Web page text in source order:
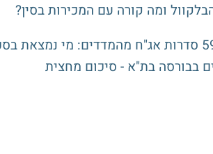
ומה קורה עם המכירות בסין?
בבורסה בת"א - סיכום מחצית